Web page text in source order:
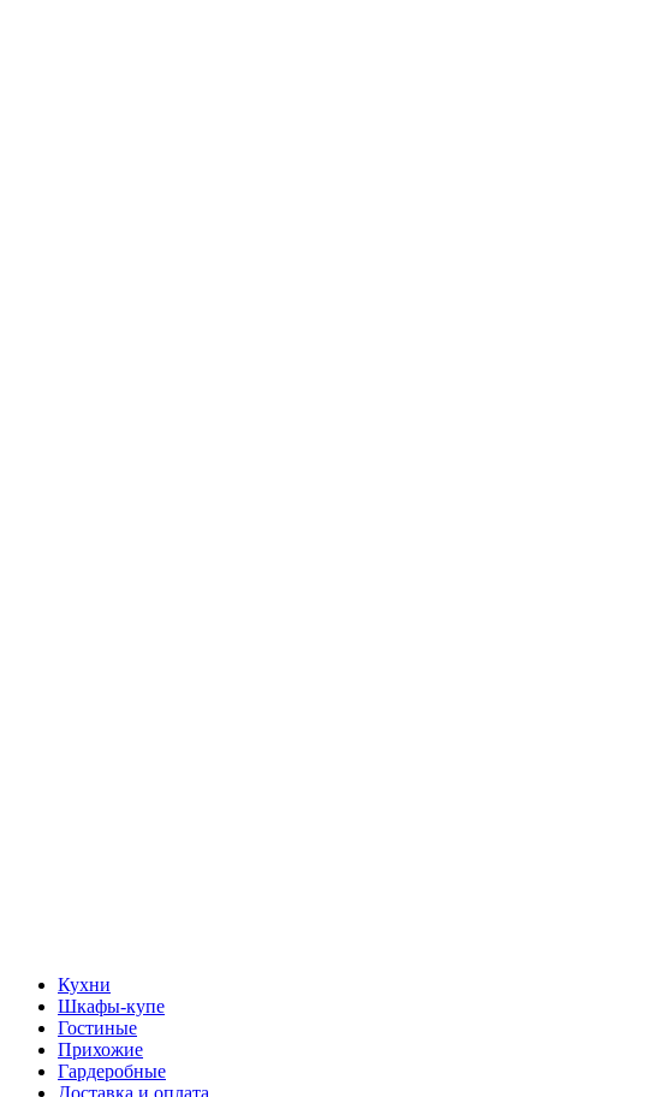
Кухни
Шкафы-купе
Гостиные
Прихожие
Гардеробные
Доставка и оплата